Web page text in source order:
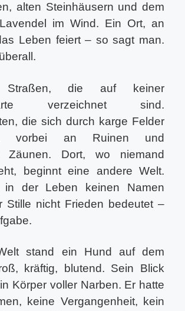
alten Steinhäusern und dem
im Wind. Ein Ort, an
Leben feiert – so sagt man.
die auf keiner
verzeichnet sind.
die sich durch karge Felder
vorbei an Ruinen und
Zäunen. Dort, wo niemand
beginnt eine andere Welt.
in der Leben keinen Namen
Stille nicht Frieden bedeutet –
stand ein Hund auf dem
kräftig, blutend. Sein Blick
Körper voller Narben. Er hatte
keine Vergangenheit, kein